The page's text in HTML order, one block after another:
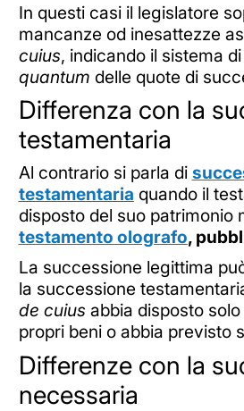
In questi casi il legislatore
mancanze od inesattezze
cuius, indicando il sistema
quantum delle quote di
Differenza con la
testamentaria
Al contrario si parla di
testamentaria quando il
disposto del suo patrimonio
testamento olografo,
La successione legittima
la successione
de cuius abbia disposto
propri beni o abbia previsto
Differenze con la
necessaria